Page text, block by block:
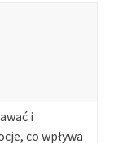
i
co wpływa